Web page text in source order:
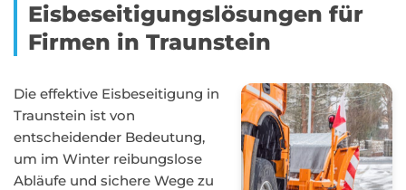
Eisbeseitigungslösungen für
Firmen in Traunstein
Die effektive Eisbeseitigung in
Traunstein ist von
entscheidender Bedeutung,
um im Winter reibungslose
Abläufe und sichere Wege zu